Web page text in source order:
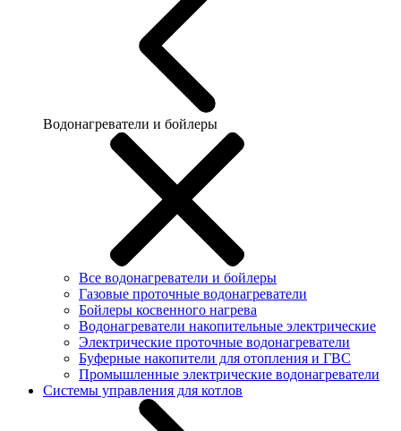
Водонагреватели и бойлеры
Все водонагреватели и бойлеры
Газовые проточные водонагреватели
Бойлеры косвенного нагрева
Водонагреватели накопительные электрические
Электрические проточные водонагреватели
Буферные накопители для отопления и ГВС
Промышленные электрические водонагреватели
Системы управления для котлов